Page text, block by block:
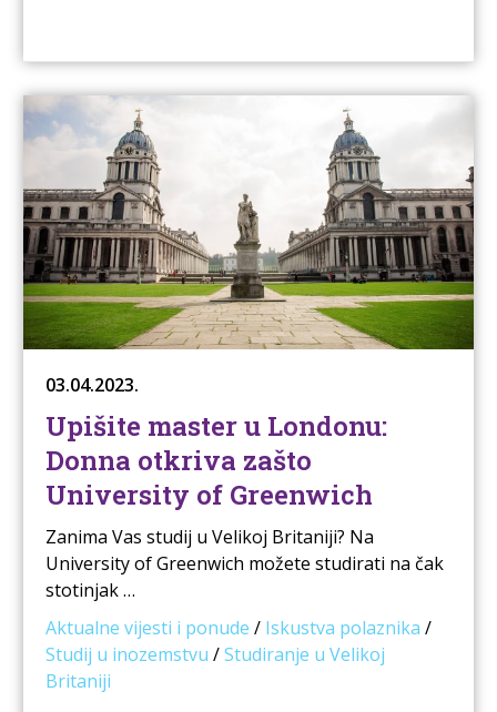
03.04.2023.
Upišite master u Londonu:
Donna otkriva zašto
University of Greenwich
Zanima Vas studij u Velikoj Britaniji? Na
University of Greenwich možete studirati na čak
stotinjak …
Aktualne vijesti i ponude / Iskustva polaznika /
Studij u inozemstvu /Studiranje u Velikoj
Britaniji